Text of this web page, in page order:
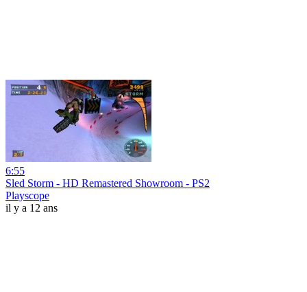
6:55
Sled Storm - HD Remastered Showroom - PS2
Playscope
il y a 12 ans